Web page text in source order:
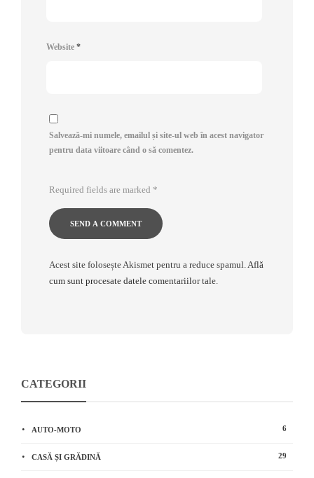
Website *
Salvează-mi numele, emailul și site-ul web în acest navigator
pentru data viitoare când o să comentez.
Required fields are marked *
Acest site folosește Akismet pentru a reduce spamul.Află
cum sunt procesate datele comentariilor tale.
CATEGORII
AUTO-MOTO 6
CASĂ ȘI GRĂDINĂ 29